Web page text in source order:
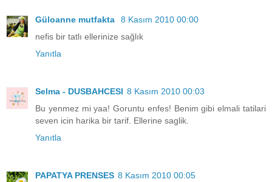
Güloanne mutfakta
8 Kasım 2010 00:00
nefis bir tatlı ellerinize sağlık
Yanıtla
Selma - DUSBAHCESI 8 Kasım 2010 00:03
Bu yenmez mi yaa! Goruntu enfes! Benim gibi elmali tatilari
seven icin harika bir tarif. Ellerine saglik.
Yanıtla
PAPATYA PRENSES 8 Kasım 2010 00:05